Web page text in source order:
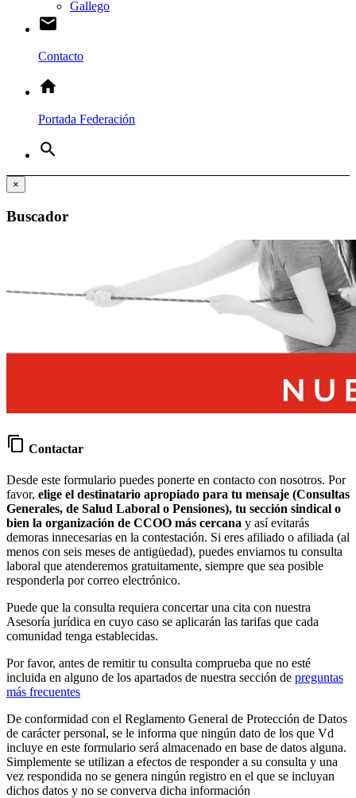
Gallego
email
Contacto
home
Portada Federación
search
×
Buscador
content_copy Contactar
Desde este formulario puedes ponerte en contacto con nosotros. Por
favor, elige el destinatario apropiado para tu mensaje (Consultas
Generales, de Salud Laboral o Pensiones), tu sección sindical o
bien la organización de CCOO más cercana y así evitarás
demoras innecesarias en la contestación. Si eres afiliado o afiliada (al
menos con seis meses de antigüedad), puedes enviarnos tu consulta
laboral que atenderemos gratuitamente, siempre que sea posible
responderla por correo electrónico.
Puede que la consulta requiera concertar una cita con nuestra
Asesoría jurídica en cuyo caso se aplicarán las tarifas que cada
comunidad tenga establecidas.
Por favor, antes de remitir tu consulta comprueba que no esté
incluida en alguno de los apartados de nuestra sección de preguntas
más frecuentes
De conformidad con el Reglamento General de Protección de Datos
de carácter personal, se le informa que ningún dato de los que Vd
incluye en este formulario será almacenado en base de datos alguna.
Simplemente se utilizan a efectos de responder a su consulta y una
vez respondida no se genera ningún registro en el que se incluyan
dichos datos y no se converva dicha información